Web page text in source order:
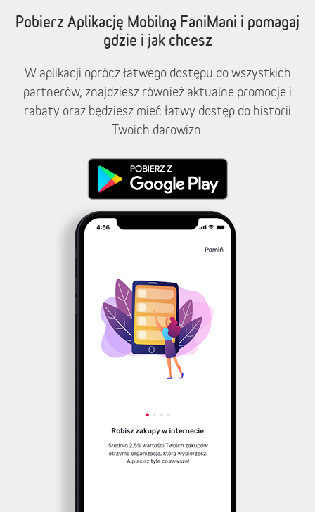
Pobierz Aplikację Mobilną FaniMani i pomagaj
gdzie i jak chcesz
W aplikacji oprócz łatwego dostępu do wszystkich
partnerów, znajdziesz również aktualne promocje i
rabaty oraz będziesz mieć łatwy dostęp do historii
Twoich darowizn.